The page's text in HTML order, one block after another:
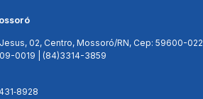
02, Centro, Mossoró/RN, Cep: 59600-022
0019 | (84)3314-3859